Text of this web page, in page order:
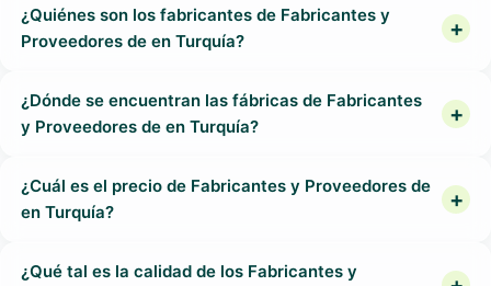
¿Quiénes son los fabricantes de Fabricantes y
Proveedores de en Turquía?
¿Dónde se encuentran las fábricas de Fabricantes
y Proveedores de en Turquía?
¿Cuál es el precio de Fabricantes y Proveedores de
en Turquía?
¿Qué tal es la calidad de los Fabricantes y